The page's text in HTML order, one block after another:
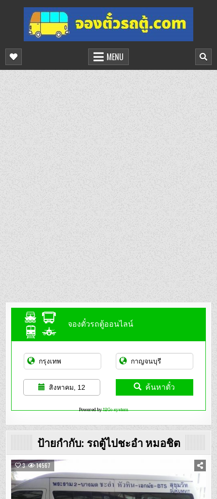
content
จองตั๋วรถตู้ออนไลน์
บริการจองตั๋วรถตู้ออนไลน์
MENU
จองตั๋วรถตู้ออนไลน์
สิงหาคม, 12 ค้นหาตั๋ว
Powered by12Go system
ป้ายกำกับ: รถตู้ไปชะอำ หมอชิต
3 14567